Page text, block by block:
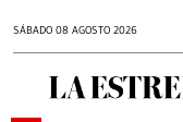
SÁBADO 08 AGOSTO 2026